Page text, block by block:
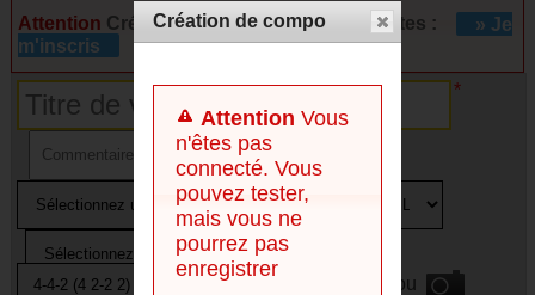
Attention Créez vos propres compos et listes :
» Je
m'inscris
ou
Création de compo
Attention Vous
n'êtes pas
connecté. Vous
pouvez tester,
mais vous ne
pourrez pas
enregistrer